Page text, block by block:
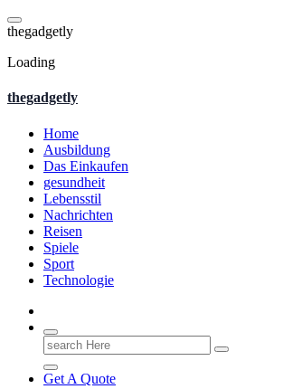
Skip
to
thegadgetly
Loading
thegadgetly
Home
Ausbildung
Das Einkaufen
gesundheit
Lebensstil
Nachrichten
Reisen
Spiele
Sport
Technologie
Search
for:
Get A Quote